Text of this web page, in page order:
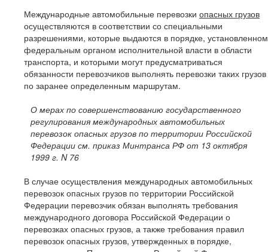
Международные автомобильные перевозки опасных грузов
осуществляются в соответствии со специальными
разрешениями, которые выдаются в порядке, установленном
федеральным органом исполнительной власти в области
транспорта, и которыми могут предусматриваться
обязанности перевозчиков выполнять перевозки таких грузов
по заранее определенным маршрутам.
О мерах по совершенствованию государственного
регулирования международных автомобильных
перевозок опасных грузов по территории Российской
Федерации см. приказ Минтранса РФ от 13 октября
1999 г. N 76
В случае осуществления международных автомобильных
перевозок опасных грузов по территории Российской
Федерации перевозчик обязан выполнять требования
международного договора Российской Федерации о
перевозках опасных грузов, а также требования правил
перевозок опасных грузов, утвержденных в порядке,